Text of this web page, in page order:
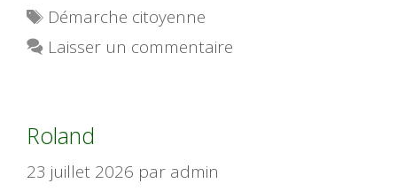
Étiquettes
Démarche citoyenne
Laisser un commentaire
Roland
23 juillet 2026 par admin